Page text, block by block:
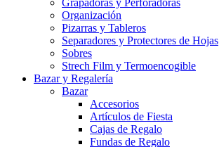
Grapadoras y Perforadoras
Organización
Pizarras y Tableros
Separadores y Protectores de Hojas
Sobres
Strech Film y Termoencogible
Bazar y Regalería
Bazar
Accesorios
Artículos de Fiesta
Cajas de Regalo
Fundas de Regalo